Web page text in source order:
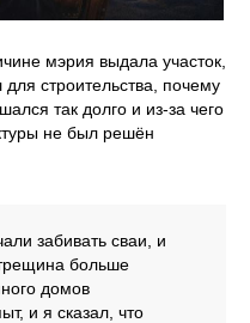
мэрия выдала участок,
строительства, почему
так долго и из‑за чего
не был решён
забивать сваи, и
больше
домов
и я сказал, что